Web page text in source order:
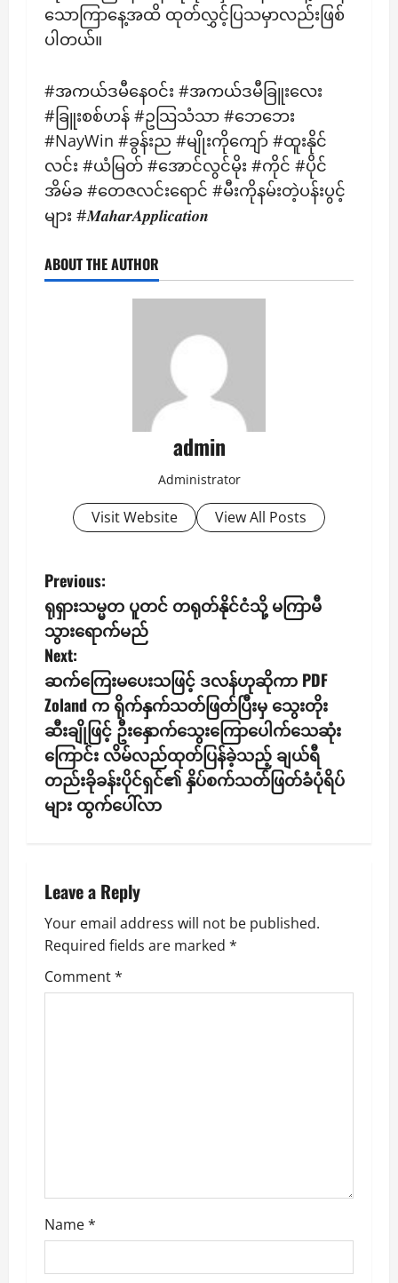
သောကြာနေ့အထိ ထုတ်လွှင့်ပြသမှာလည်းဖြစ်
ပါတယ်။
#အကယ်ဒမီနေဝင်း #အကယ်ဒမီခြူးလေး
#ခြူးစစ်ဟန် #ဥသြသံသာ #ဘေဘေး
#NayWin #ခွန်းည #မျိုးကိုကျော် #ထူးနိုင်
လင်း #ယံမြတ် #အောင်လွင်မိုး #ကိုင် #ပိုင်
အိမ်ခ #တေဇလင်းရောင် #မီးကိုနမ်းတဲ့ပန်းပွင့်
များ #𝑴𝒂𝒉𝒂𝒓𝑨𝒑𝒑𝒍𝒊𝒄𝒂𝒕𝒊𝒐𝒏
ABOUT THE AUTHOR
admin
Administrator
Visit Website View All Posts
P
o
s
t
n
a
v
g
a
t
i
Previous:
ရုရှားသမ္မတ ပူတင် တရုတ်နိုင်ငံသို့ မကြာမီ
သွားရောက်မည်
Next:
ဆက်ကြေးမပေးသဖြင့် ဒလန်ဟုဆိုကာ PDF
Zoland က ရိုက်နှက်သတ်ဖြတ်ပြီးမှ သွေးတိုး
ဆီးချိုဖြင့် ဦးနှောက်သွေးကြောပေါက်သေဆုံး
ကြောင်း လိမ်လည်ထုတ်ပြန်ခဲ့သည့် ချယ်ရီ
တည်းခိုခန်းပိုင်ရှင်၏ နှိပ်စက်သတ်ဖြတ်ခံပုံရိပ်
များ ထွက်ပေါ်လာ
Leave a Reply
Your email address will not be published.
Required fields are marked *
Comment*
Name*